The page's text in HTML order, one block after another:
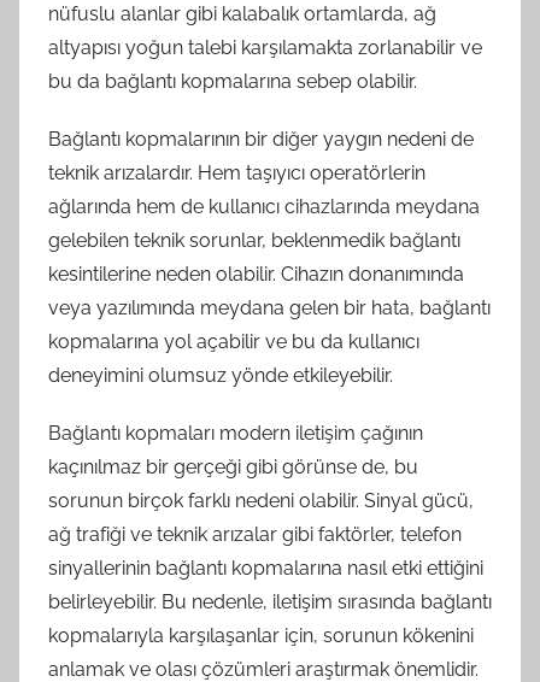
nüfuslu alanlar gibi kalabalık ortamlarda, ağ
altyapısı yoğun talebi karşılamakta zorlanabilir ve
bu da bağlantı kopmalarına sebep olabilir.
Bağlantı kopmalarının bir diğer yaygın nedeni de
teknik arızalardır. Hem taşıyıcı operatörlerin
ağlarında hem de kullanıcı cihazlarında meydana
gelebilen teknik sorunlar, beklenmedik bağlantı
kesintilerine neden olabilir. Cihazın donanımında
veya yazılımında meydana gelen bir hata, bağlantı
kopmalarına yol açabilir ve bu da kullanıcı
deneyimini olumsuz yönde etkileyebilir.
Bağlantı kopmaları modern iletişim çağının
kaçınılmaz bir gerçeği gibi görünse de, bu
sorunun birçok farklı nedeni olabilir. Sinyal gücü,
ağ trafiği ve teknik arızalar gibi faktörler, telefon
sinyallerinin bağlantı kopmalarına nasıl etki ettiğini
belirleyebilir. Bu nedenle, iletişim sırasında bağlantı
kopmalarıyla karşılaşanlar için, sorunun kökenini
anlamak ve olası çözümleri araştırmak önemlidir.